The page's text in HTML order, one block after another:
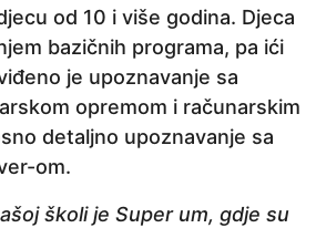
od 10 i više godina. Djeca
bazičnih programa, pa ići
je upoznavanje sa
opremom i računarskim
detaljno upoznavanje sa
om.
školi je Super um, gdje su